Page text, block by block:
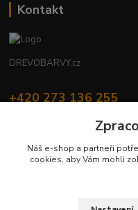
Kontakt
DREVOBARVY.cz
+420 273 136 255
Náš e-shop a partneři
cookies, aby Vám mohli